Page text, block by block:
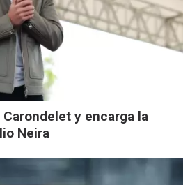
y encarga la
Neira